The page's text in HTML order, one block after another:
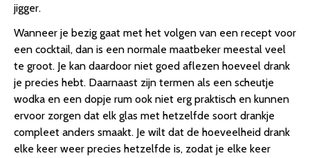
jigger.
Wanneer je bezig gaat met het volgen van een recept voor
een cocktail, dan is een normale maatbeker meestal veel
te groot. Je kan daardoor niet goed aflezen hoeveel drank
je precies hebt. Daarnaast zijn termen als een scheutje
wodka en een dopje rum ook niet erg praktisch en kunnen
ervoor zorgen dat elk glas met hetzelfde soort drankje
compleet anders smaakt. Je wilt dat de hoeveelheid drank
elke keer weer precies hetzelfde is, zodat je elke keer